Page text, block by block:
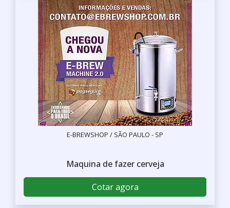
E-BREWSHOP / SÃO PAULO - SP
Maquina de fazer cerveja
Cotar agora